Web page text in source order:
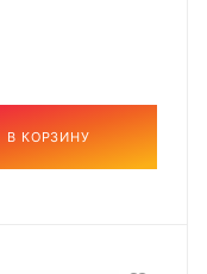
В КОРЗИНУ